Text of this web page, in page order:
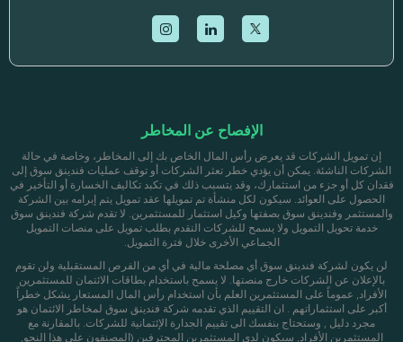
الإفصاح عن المخاطر
إن تمويل الشركات قد يعرض رأس المال الخاص بك إلى المخاطر، وخاصة في حالة
الشركات الناشئة. يمكن أن يؤدي خطر تعثر الشركات أو توقف عمليات فندينق سوق إلى
فقدان كل أو جزء من استثمارك، وقد يتسبب ذلك في تكبد تكاليف الخسارة أو التأخير في
الحصول على العوائد. سيكون لكل منشأة تم تمويلها عقد تمويل يتم إبرامه بين الشركة
والمستثمر وفندينق سوق بصفتها وكيل استثمار للمستثمرين. لا تقدم شركة فندينق سوق
خدمة تحويل التمويل ولا يسمح للشركات التقدم بطلب تمويل على منصات التمويل
الجماعي الأخرى خلال فترة التمويل.
لن يكون لشركة فندينق سوق أي مصلحة مالية في أي من الفرص المستقبلية ولن تقوم
بالإعلان عن الشركات خارج منصتها. لا يسمح باستخدام بطاقات الائتمان للمستثمرين
الأفراد, عموماً على المستثمرين العلم بأن استخدام رأس المال المستعار يشكل خطراً
أكبر على استثماراتهم . ان التقييم الذي تقدمه شركة فندينق سوق لمخاطر الائتمان هو
مجرد دليل , وستحتاج بنفسك الى تقييم الجدارة الإئتمانية للشركات. بالمقارنة مع
المستثمرين الأفراد, سيكون لدى المستثمرين المحترفين (المصنفون على هذا النحو,